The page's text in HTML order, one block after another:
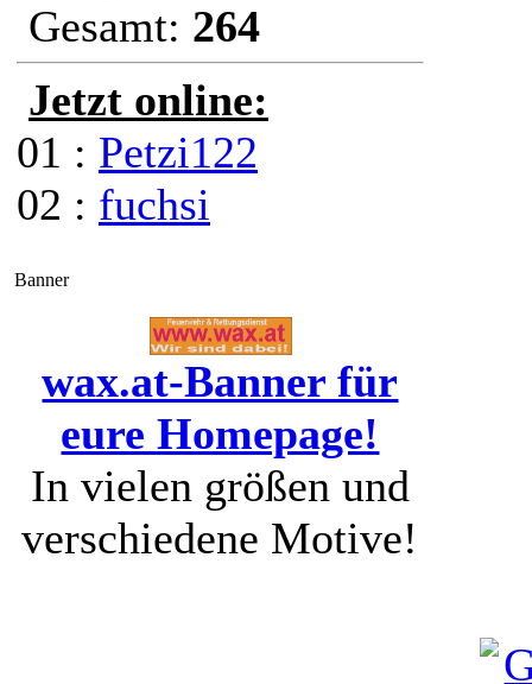
Gesamt: 264
Jetzt online:
01 : Petzi122
02 : fuchsi
Banner
wax.at-Banner für
eure Homepage!
In vielen größen und
verschiedene Motive!